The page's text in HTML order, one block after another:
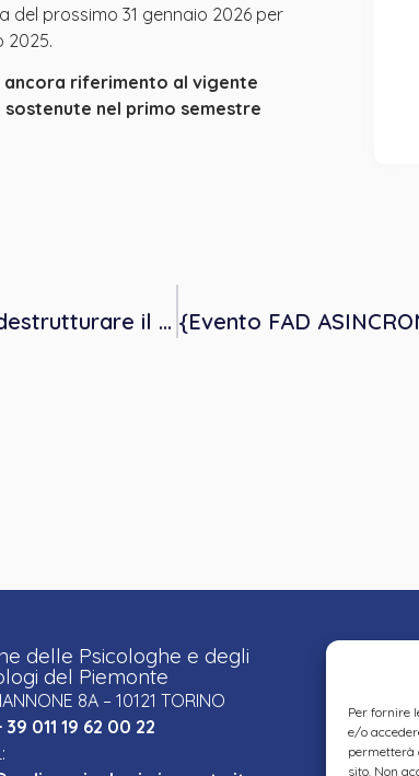
Per fornire
e/o
permetterà
sito. Non
prossimo 31 gennaio 2026 per
2025.
riferimento al vigente
nel primo semestre
Famiglie omogenitoriali e pratiche cliniche: destrutturare il linguaggio per ripensare la famiglia
delle Psicologhe e degli
del Piemonte
8A – 10121 TORINO
39 011 19 62 00 22